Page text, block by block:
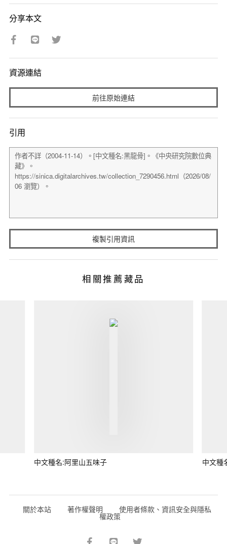
分享本文
資源連結
前往原始連結
引用
複製引用資訊
相關推薦藏品
中文種名:阿里山五味子 中文種
關於本站 著作權聲明 使用者條款、資訊安全與隱私
權政策